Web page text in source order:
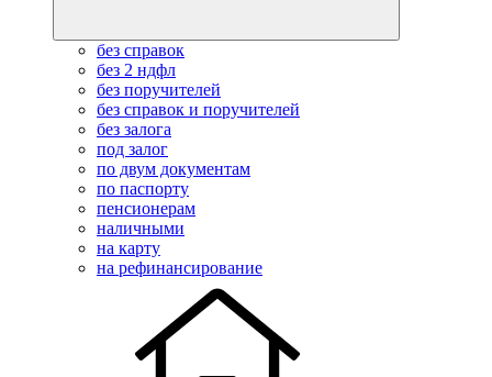
без справок
без 2 ндфл
без поручителей
без справок и поручителей
без залога
под залог
по двум документам
по паспорту
пенсионерам
наличными
на карту
на рефинансирование